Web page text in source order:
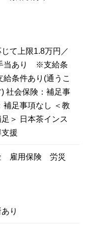
て上限1.8万円／
当あり ※支給条
条件あり(通うこ
社会保険：補足事
補足事項なし ＜教
＞ 日本茶インス
支援
雇用保険 労災
り